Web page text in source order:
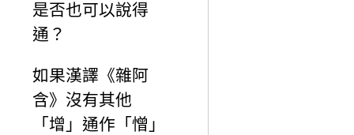
是否也可以說得
通？
如果漢譯《雜阿
含》沒有其他
「增」通作「憎」